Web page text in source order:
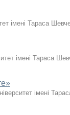
імені Тараса
імені Тараса
імені